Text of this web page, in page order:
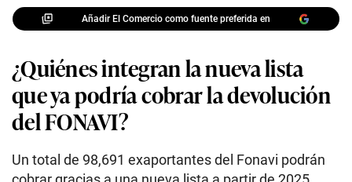
Añadir El Comercio como fuente preferida en
¿Quiénes integran la nueva lista
que ya podría cobrar la devolución
del FONAVI?
Un total de 98,691 exaportantes del Fonavi podrán